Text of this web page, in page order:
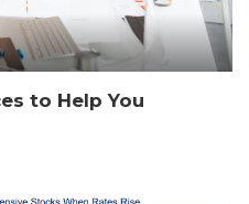
to Help You